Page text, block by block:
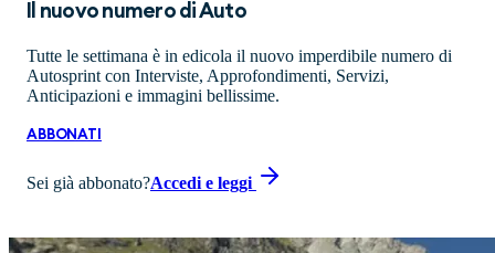
Il nuovo numero diAuto
Tutte le settimana è in edicola il nuovo imperdibile numero di
Autosprint con Interviste, Approfondimenti, Servizi,
Anticipazioni e immagini bellissime.
ABBONATI
Sei già abbonato?Accedi e leggi